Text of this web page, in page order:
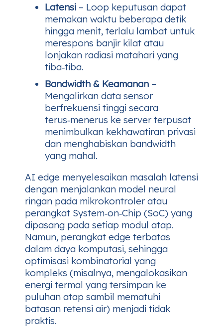
Latensi – Loop keputusan dapat
memakan waktu beberapa detik
hingga menit, terlalu lambat untuk
merespons banjir kilat atau
lonjakan radiasi matahari yang
tiba‑tiba.
Bandwidth & Keamanan –
Mengalirkan data sensor
berfrekuensi tinggi secara
terus‑menerus ke server terpusat
menimbulkan kekhawatiran privasi
dan menghabiskan bandwidth
yang mahal.
AI edge menyelesaikan masalah latensi
dengan menjalankan model neural
ringan pada mikrokontroler atau
perangkat System‑on‑Chip (SoC) yang
dipasang pada setiap modul atap.
Namun, perangkat edge terbatas
dalam daya komputasi, sehingga
optimisasi kombinatorial yang
kompleks (misalnya, mengalokasikan
energi termal yang tersimpan ke
puluhan atap sambil mematuhi
batasan retensi air) menjadi tidak
praktis.